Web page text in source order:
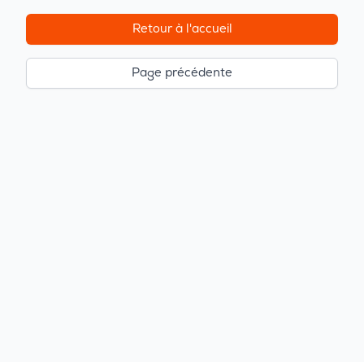
Retour à l'accueil
Page précédente